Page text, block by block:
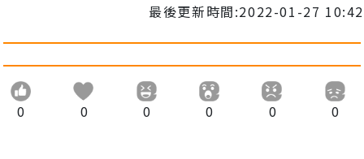
最後更新時間:2022-01-27 10:42
0 0 0 0 0 0